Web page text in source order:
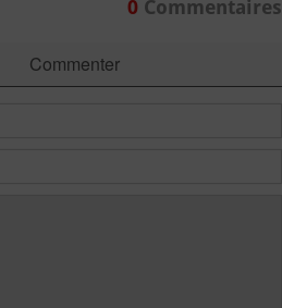
0Commentaires
Commenter